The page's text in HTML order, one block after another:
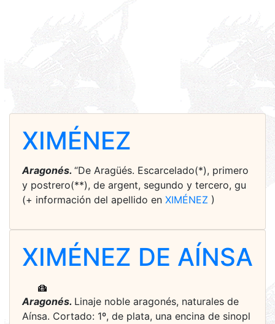
XIMÉNEZ
Aragonés. “De Aragüés. Escarcelado(*), primero
y postrero(**), de argent, segundo y tercero, gu
(+ información del apellido en XIMÉNEZ )
XIMÉNEZ DE AÍNSA
Aragonés. Linaje noble aragonés, naturales de
Aínsa. Cortado: 1º, de plata, una encina de sinopl